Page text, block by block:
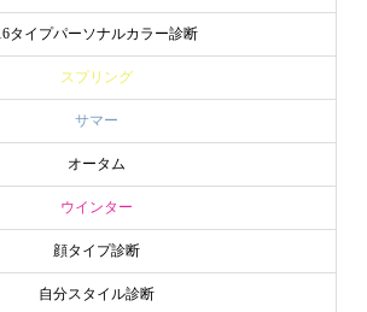
タイプパーソナルカラー診断
スプリング
サマー
オータム
ウインター
顔タイプ診断
自分スタイル診断